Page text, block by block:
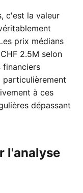
c'est la valeur
prix médians
2.5M selon
financiers
particulièrement
à ces
dépassant
l'analyse